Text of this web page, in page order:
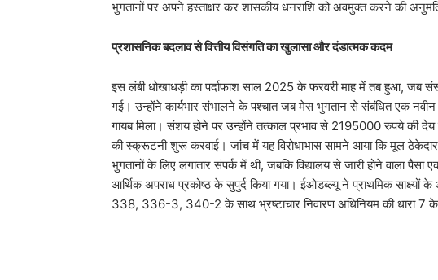
भुगतानों पर अपने हस्ताक्षर कर शासकीय धनराशि को अवमुक्त करने की
प्रशासनिक बदलाव से वित्तीय विसंगति का खुलासा और दंडात्मक कदम
​इस लंबी धोखाधड़ी का पर्दाफाश साल 2025 के फरवरी माह में तब हुआ, जब
गई। उन्होंने कार्यभार संभालने के पश्चात जब मेस भुगतान से संबंधित एक नवीन
गायब मिला। संशय होने पर उन्होंने तत्काल प्रभाव से 2195000 रुपये की
की स्क्रूटनी शुरू करवाई। जांच में यह विरोधाभास सामने आया कि मूल
भुगतानों के लिए लगातार संपर्क में थी, जबकि विद्यालय से जारी होने वाला
आर्थिक अपराध प्रकोष्ठ के सुपुर्द किया गया। ईओडब्ल्यू ने प्राथमिक साक्ष्यों
338, 336-3, 340-2 के साथ भ्रष्टाचार निवारण अधिनियम की धारा 7